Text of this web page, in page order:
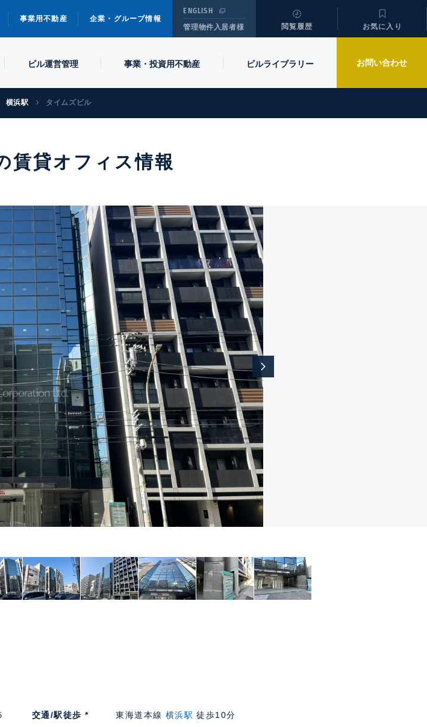
事業用不動産 企業・グループ情報
ENGLISH
管理物件入居者様
閲覧履歴 お気に入り
ビル運営管理 事業・投資用不動産 ビルライブラリー お問い合わせ
横浜駅 タイムズビル
賃貸オフィス情報
交通/駅徒歩 * 東海道本線 横浜駅 徒歩10分